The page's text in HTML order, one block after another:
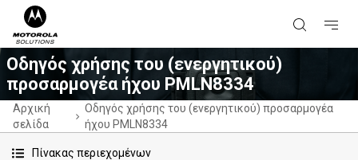
Οδηγός χρήσης του (ενεργητικού)
προσαρμογέα ήχου PMLN8334
Αρχική
σελίδα
Οδηγός χρήσης του (ενεργητικού) προσαρμογέα
ήχου PMLN8334
Πίνακας περιεχομένων